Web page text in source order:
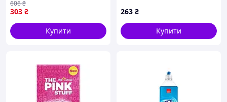
свіжості та чистоти у
вбиральні
303 ₴
606₴
Купити
263 ₴
Купити